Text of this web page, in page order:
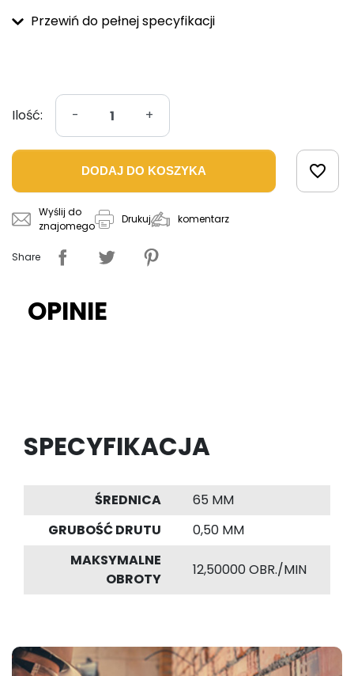
Przewiń do pełnej specyfikacji
Ilość: - +
DODAJ DO KOSZYKA favorite_border
Wyślij do
znajomego
Drukuj komentarz
Share
OPINIE
SPECYFIKACJA
ŚREDNICA
65 MM
GRUBOŚĆ DRUTU
0,50 MM
MAKSYMALNE
OBROTY
12,50000 OBR./MIN